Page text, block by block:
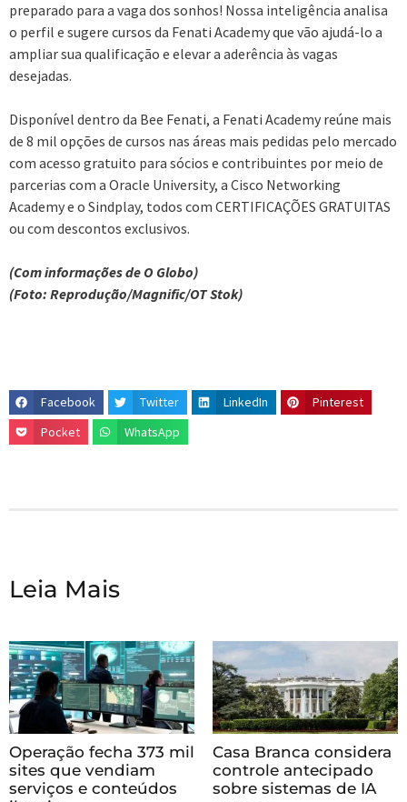
preparado para a vaga dos sonhos! Nossa inteligência analisa
o perfil e sugere cursos da Fenati Academy que vão ajudá-lo a
ampliar sua qualificação e elevar a aderência às vagas
desejadas.
Disponível dentro da Bee Fenati, a Fenati Academy reúne mais
de 8 mil opções de cursos nas áreas mais pedidas pelo mercado
com acesso gratuito para sócios e contribuintes por meio de
parcerias com a Oracle University, a Cisco Networking
Academy e o Sindplay, todos com CERTIFICAÇÕES GRATUITAS
ou com descontos exclusivos.
(Com informações de O Globo)
(Foto: Reprodução/Magnific/OT Stok)
Facebook Twitter LinkedIn
Pinterest
Pocket
WhatsApp
Leia Mais
Operação fecha 373 mil
sites que vendiam
serviços e conteúdos
Casa Branca considera
controle antecipado
sobre sistemas de IA